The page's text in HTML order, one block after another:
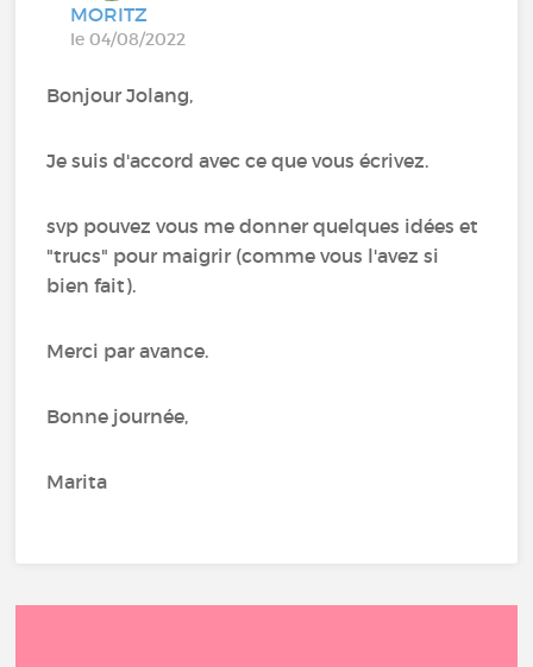
MORITZ
le 04/08/2022
Bonjour Jolang,
Je suis d'accord avec ce que vous écrivez.
svp pouvez vous me donner quelques idées et
"trucs" pour maigrir (comme vous l'avez si
bien fait).
Merci par avance.
Bonne journée,
Marita